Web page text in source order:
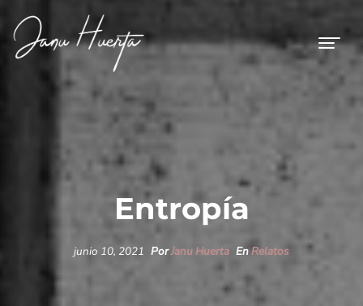
Entropía
junio 10, 2021 PorJanu Huerta EnRelatos